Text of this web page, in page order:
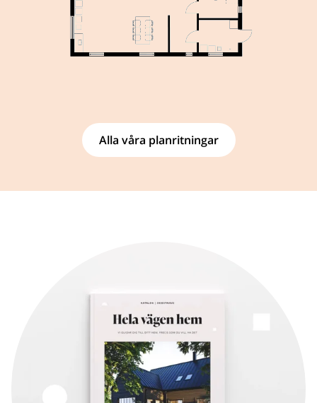
Alla våra planritningar